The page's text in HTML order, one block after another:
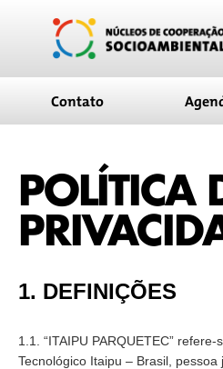
conteúdo
Contato
POLÍTICA
1. DEFINIÇÕES
1.1. “ITAIPU PARQUETEC”
Tecnológico Itaipu – Brasil,